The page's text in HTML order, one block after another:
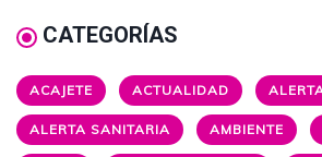
CATEGORÍAS
ACAJETE ACTUALIDAD
ALERTA SANITARIA AMBIENTE